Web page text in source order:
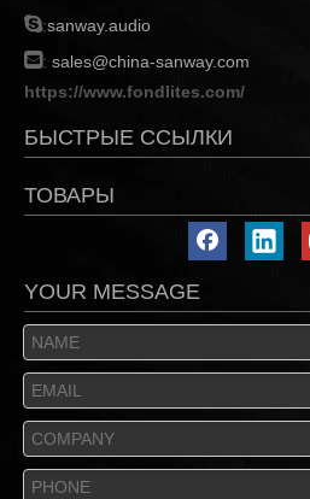
:sanway.audio
: sales@china-sanway.com
https://www.fondlites.com/
БЫСТРЫЕ ССЫЛКИ
ТОВАРЫ
YOUR MESSAGE